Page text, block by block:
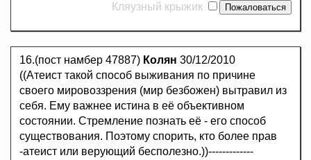
Кляузный крыжик
16.(пост намбер 47887) Колян 30/12/2010
((Атеист такой способ выживания по причине
своего мировоззрения (мир безбожен) вытравил из
себя. Ему важнее истина в её объективном
состоянии. Стремление познать её - его способ
существования. Поэтому спорить, кто более прав
-атеист или верующий бесполезно.))-------------